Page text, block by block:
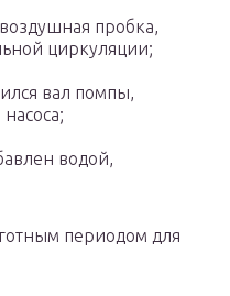
пробка,
циркуляции;
вал помпы,
водой,
периодом для